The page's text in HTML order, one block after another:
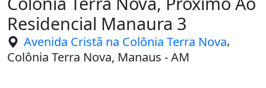
Residencial Manaura 3
Avenida Cristã na Colônia Terra Nova,
Colônia Terra Nova, Manaus - AM